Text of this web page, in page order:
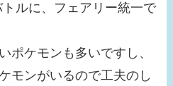
ルに、フェアリー統一で
ポケモンも多いですし、
モンがいるので工夫のし